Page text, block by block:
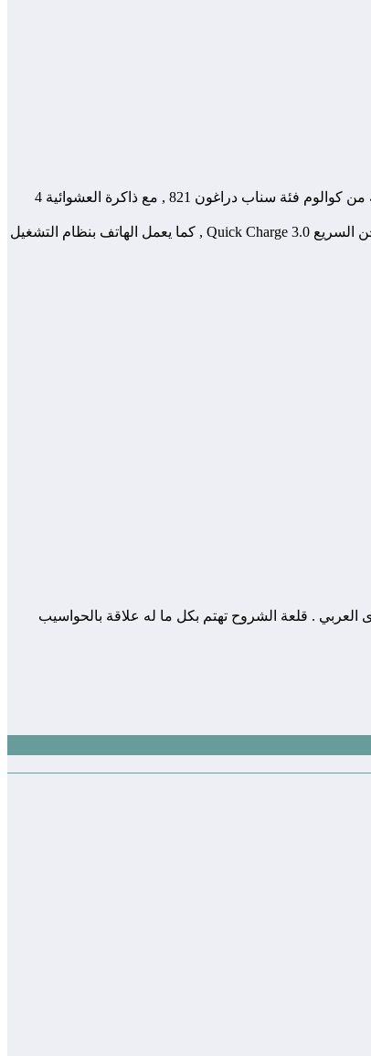
وللتذكير فان هاتف LG G6 يضم شاشة بحجم 5.7 إنش بدقة QHD وهي أول شاشة تدعم HDR10 و Dolby Vision , بالاضافة الى معالج رباعي الأنوية من كوالوم فئة سناب دراغون 821 , مع ذاكرة العشوائية 4
كما ان الهاتف يحمل كاميرا خلفية مزدوجة بدقة 13 ميجابيكسل واخرى امامية بدقة 5 ميجابيكسل , وبطارية بسعة 3300 مللي أمبير تدعم تقنية الشحن السريع Quick Charge 3.0 , كما يعمل الهاتف بنظام التشغيل
إثراء و تعزيز المحتوى العربي . قلعة الشروح تهتم بكل ما له علاقة بالحواسيب